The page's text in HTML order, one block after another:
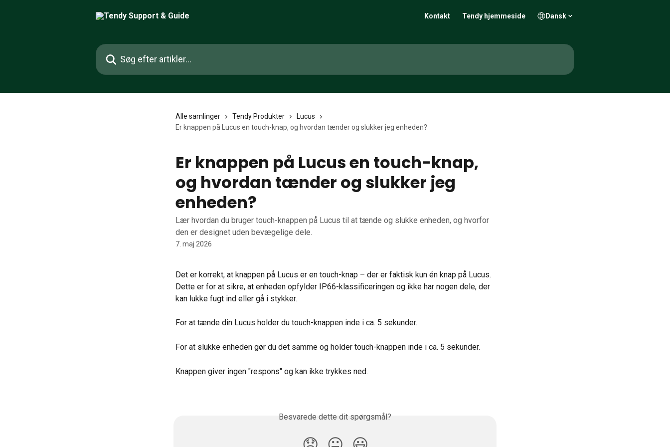
Kontakt Tendy hjemmeside Dansk
Søg efter artikler...
Alle samlinger Tendy Produkter
Lucus
Er knappen på Lucus en touch-knap, og hvordan tænder og slukker jeg enheden?
Er knappen på Lucus en touch-knap,
og hvordan tænder og slukker jeg
enheden?
Lær hvordan du bruger touch-knappen på Lucus til at tænde og slukke enheden, og hvorfor
den er designet uden bevægelige dele.
7. maj 2026
Det er korrekt, at knappen på Lucus er en touch-knap – der er faktisk kun én knap på Lucus.
Dette er for at sikre, at enheden opfylder IP66-klassificeringen og ikke har nogen dele, der
kan lukke fugt ind eller gå i stykker.
For at tænde din Lucus holder du touch-knappen inde i ca. 5 sekunder.
For at slukke enheden gør du det samme og holder touch-knappen inde i ca. 5 sekunder.
Knappen giver ingen "respons" og kan ikke trykkes ned.
Besvarede dette dit spørgsmål?